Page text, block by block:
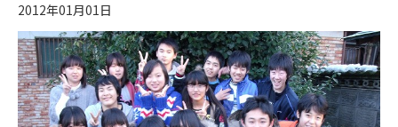
2012年01月01日